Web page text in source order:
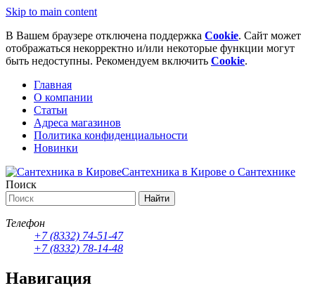
Skip to main content
В Вашем браузере отключена поддержка Cookie. Сайт может
отображаться некорректно и/или некоторые функции могут
быть недоступны. Рекомендуем включить Cookie.
Главная
О компании
Статьи
Адреса магазинов
Политика конфиденциальности
Новинки
Сантехника в Кирове о Сантехнике
Поиск
Найти
Телефон
+7 (8332) 74-51-47
+7 (8332) 78-14-48
Навигация